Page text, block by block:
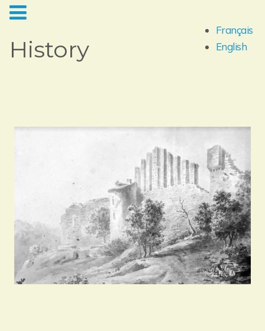
Français
English
History